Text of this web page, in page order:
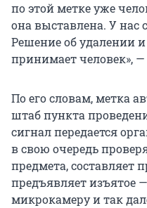
по этой метке уже
она выставлена. У нас
Решение об удалении
принимает человек», —
По его словам, метка
штаб пункта
сигнал передается
в свою очередь
предмета, составляет
предъявляет изъятое
микрокамеру и так